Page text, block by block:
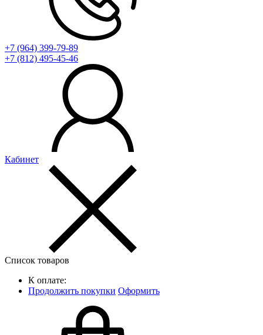
+7 (964) 399-79-89
+7 (812) 495-45-46
Кабинет
Список товаров
К оплате:
Продолжить покупки Оформить